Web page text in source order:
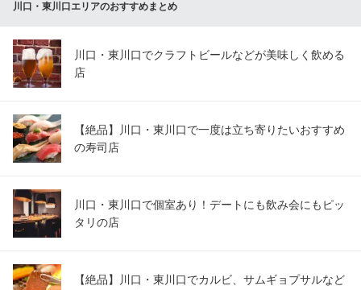
卓上レモンサワー×韓国料理＆もつ鍋 もっさむ
ＪＲ京浜東北線川口駅東口 徒歩3分
埼玉県川口市本町4-5-1 Tプラザ 1F
川口・東川口エリアのおすすめまとめ
川口・東川口でクラフトビールなどが美味しく飲める
店
【絶品】川口・東川口で一度は立ち寄りたいおすすめ
の寿司店
川口・東川口で個室あり！デートにも飲み会にもピッ
タリの店
【絶品】川口・東川口でカルビ、サムギョプサルなど